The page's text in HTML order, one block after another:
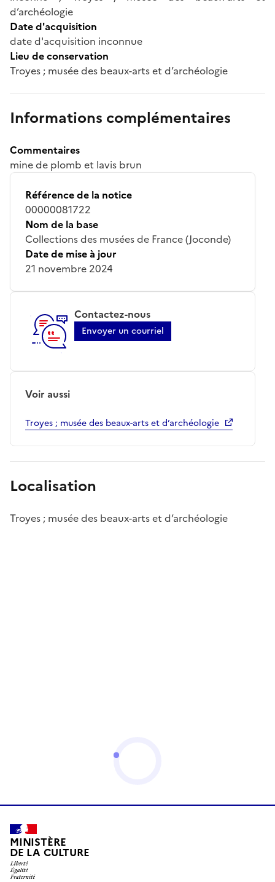
d’archéologie
Date d'acquisition
date d'acquisition inconnue
Lieu de conservation
Troyes ; musée des beaux-arts et d’archéologie
Informations complémentaires
Commentaires
mine de plomb et lavis brun
Référence de la notice
00000081722
Nom de la base
Collections des musées de France (Joconde)
Date de mise à jour
21 novembre 2024
Contactez-nous
Envoyer un courriel
Voir aussi
Troyes ; musée des beaux-arts et d’archéologie
Localisation
Troyes ; musée des beaux-arts et d’archéologie
MINISTÈRE
DE LA CULTURE